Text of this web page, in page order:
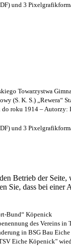
Betrieb der
Sie, dass bei
und 3
Towarzystwa
(S. K. S.) „Rewera“
roku 1914 –
und 3
Bund“ Köpenick
des Vereins in
in BSG Bau
Eiche Köpenick"